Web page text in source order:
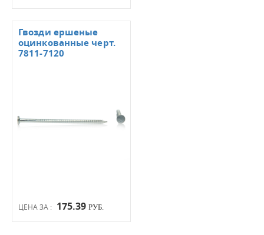
ЦЕНА ЗА : 175.39 РУБ.
Гвозди ершеные
оцинкованные черт.
7811-7120